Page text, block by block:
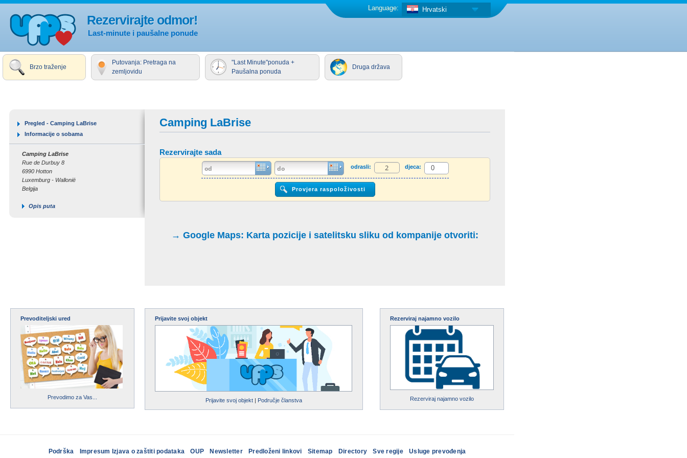
Rezervirajte odmor!
Last-minute i paušalne ponude
Hrvatski
Language:
Brzo traženje
Putovanja: Pretraga na
zemljovidu
"Last Minute"ponuda +
Paušalna ponuda
Druga država
Camping LaBrise
Rezervirajte sada
odrasli: djeca:
→ Google Maps: Karta pozicije i satelitsku sliku od kompanije otvoriti:
Pregled - Camping LaBrise
Informacije o sobama
Camping LaBrise
Rue de Durbuy 8
6990 Hotton
Luxemburg - Wallonië
Belgija
Opis puta
Prevoditeljski ured
Prevodimo za Vas...
Prijavite svoj objekt
Prijavite svoj objekt| Područje članstva
Rezerviraj najamno vozilo
Rezerviraj najamno vozilo
Podrška Impresum Izjava o zaštiti podataka OUP Newsletter Predloženi linkovi Sitemap Directory Sve regije Usluge prevođenja